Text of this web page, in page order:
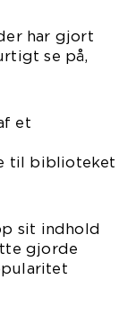
har gjort
se på,
et
til biblioteket
sit indhold
gjorde